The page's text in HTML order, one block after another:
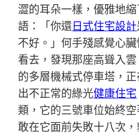
澀的耳朵一樣，優雅地
語：「你還 日式住宅設計
不好。」何手殘感覺心
看去，發現那座高聳入
的多層機械式停車塔，
出不正常的綠光健康住宅
類，它的三號車位始終
敢在它面前失敗十八次